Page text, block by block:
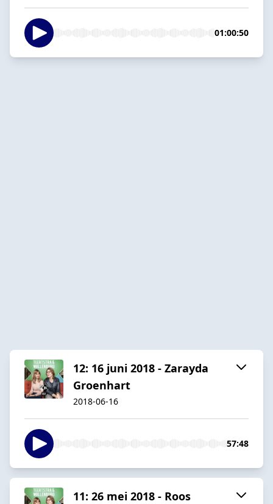
01:00:50
12: 16 juni 2018 - Zarayda
Groenhart
2018-06-16
57:48
11: 26 mei 2018 - Roos